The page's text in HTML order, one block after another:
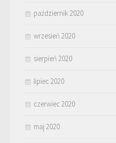
październik 2020
wrzesień 2020
sierpień 2020
lipiec 2020
czerwiec 2020
maj 2020